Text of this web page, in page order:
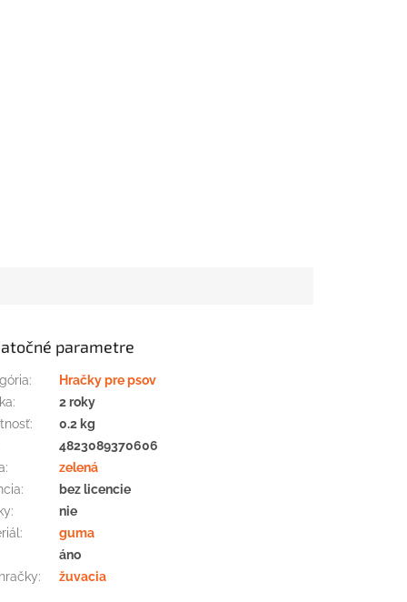
parametre
:
Hračky pre psov
:
2 roky
:
0.2 kg
4823089370606
:
zelená
:
bez licencie
:
nie
:
guma
áno
: žuvacia